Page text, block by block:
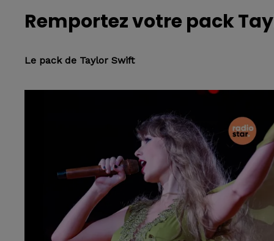
Remportez votre pack
Le pack de Taylor Swift